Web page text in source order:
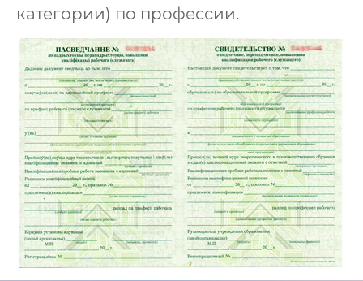
категории) по профессии.